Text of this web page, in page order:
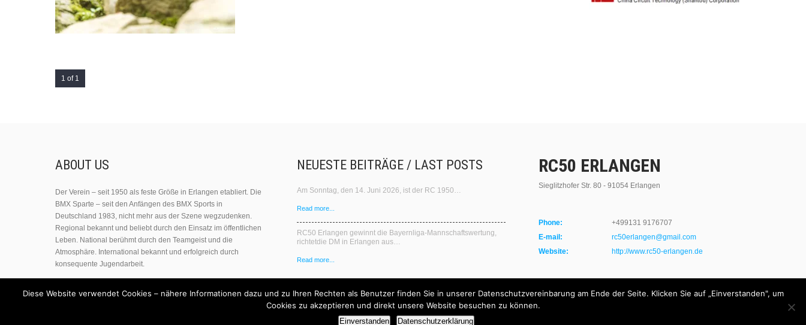
1 of 1
ABOUT US
Der Verein – seit 1950 als feste Größe in Erlangen etabliert. Die
BMX Sparte – seit den Anfängen des BMX Sports in
Deutschland 1983, nicht mehr aus der Szene wegzudenken.
Regional bekannt und beliebt durch den Einsatz im öffentlichen
Leben. National berühmt durch den Teamgeist und die
Atmosphäre. International bekannt und erfolgreich durch
konsequente Jugendarbeit.
NEUESTE BEITRÄGE / LAST POSTS
Am Sonntag, den 14. Juni 2026, ist der RC 1950…
Read more...
RC50 Erlangen gewinnt die Bayernliga‑Mannschaftswertung,
richtetdie DM in Erlangen aus…
Read more...
RC50 ERLANGEN
Sieglitzhofer Str. 80 - 91054 Erlangen
Phone:
+499131 9176707
E-mail:
rc50erlangen@gmail.com
Website:
http://www.rc50-erlangen.de
Diese Website verwendet Cookies – nähere Informationen dazu und zu Ihren Rechten als Benutzer finden Sie in unserer Datenschutzvereinbarung am Ende der Seite. Klicken Sie auf „Einverstanden", um
Cookies zu akzeptieren und direkt unsere Website besuchen zu können.
Einverstanden Datenschutzerklärung